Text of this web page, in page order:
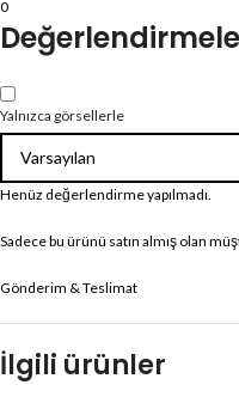
0
Yalnızca görsellerle
Henüz değerlendirme yapılmadı.
Sadece bu ürünü satın almış olan
Gönderim & Teslimat
İlgili ürünler